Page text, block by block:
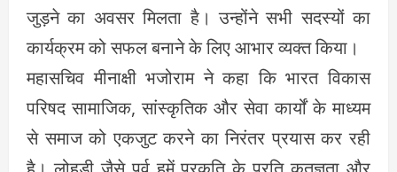
जुड़ने का अवसर मिलता है। उन्होंने सभी सदस्यों का
कार्यक्रम को सफल बनाने के लिए आभार व्यक्त किया।
महासचिव मीनाक्षी भजोराम ने कहा कि भारत विकास
परिषद सामाजिक, सांस्कृतिक और सेवा कार्यों के माध्यम
से समाज को एकजुट करने का निरंतर प्रयास कर रही